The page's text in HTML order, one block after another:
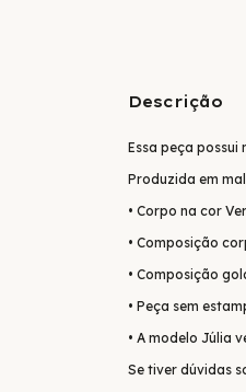
Descrição
Essa peça possui
Produzida em
• Corpo na cor
• Composição
• Composição
• Peça sem
• A modelo Júlia
Se tiver dúvidas